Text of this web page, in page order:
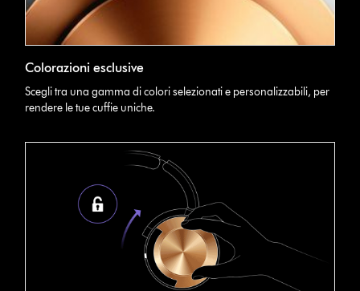
Colorazioni esclusive
Scegli tra una gamma di colori selezionati e personalizzabili, per
rendere le tue cuffie uniche.